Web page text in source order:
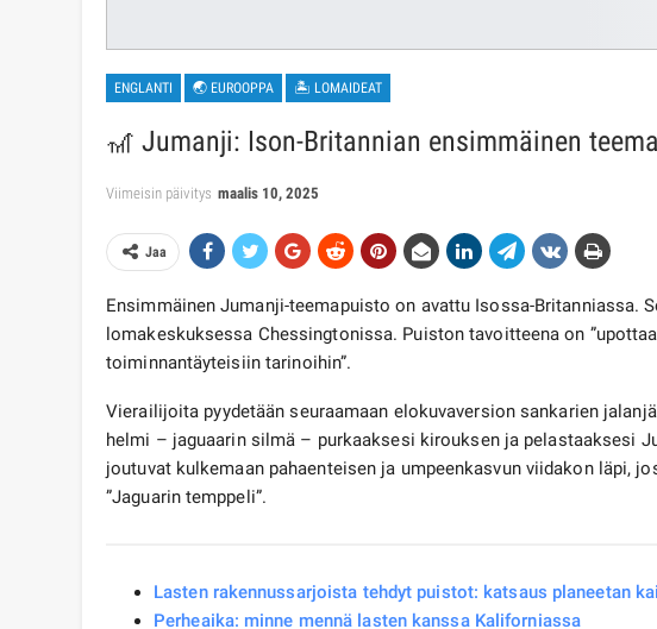
ENGLANTI 🌏 EUROOPPA 🏝 LOMAIDEAT
🎢 Jumanji: Ison-Britannian ensimmäinen
Viimeisin päivitys maalis 10, 2025
Jaa
Ensimmäinen Jumanji-teemapuisto on avattu Isossa-Britanniassa.
lomakeskuksessa Chessingtonissa. Puiston tavoitteena on
toiminnantäyteisiin tarinoihin”.
Vierailijoita pyydetään seuraamaan elokuvaversion sankarien
helmi – jaguaarin silmä – purkaaksesi kirouksen ja pelastaaksesi
joutuvat kulkemaan pahaenteisen ja umpeenkasvun viidakon läpi,
”Jaguarin temppeli”.
Lasten rakennussarjoista tehdyt puistot: katsaus planeetan
Perheaika: minne mennä lasten kanssa Kaliforniassa